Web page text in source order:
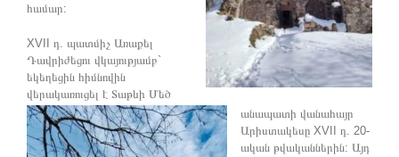
համար:
XVII դ. պատմիչ Առաքել
Դավրիժեցու վկայությամբ`
եկեղեցին հիմնովին
վերակառուցել է Տաթևի Մեծ
անապատի վանահայր
Արիստակեսը XVII դ. 20-
ական թվականներին: Այդ